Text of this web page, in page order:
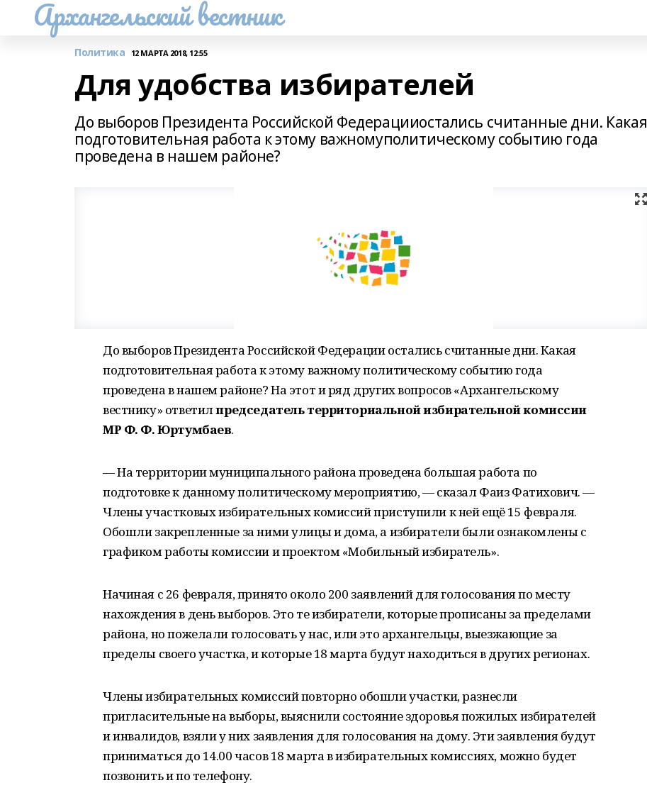
Архангельский вестник
Политика 12 МАРТА 2018, 12:55
Для удобства избирателей
До выборов Президента Российской Федерацииостались считанные дни. Какая
подготовительная работа к этому важномуполитическому событию года
проведена в нашем районе?
До выборов Президента Российской Федерации остались считанные дни. Какая
подготовительная работа к этому важному политическому событию года
проведена в нашем районе? На этот и ряд других вопросов «Архангельскому
вестнику» ответилпредседатель территориальной избирательной комиссии
МР Ф. Ф. Юртумбаев.
— На территории муниципального района проведена большая работа по
подготовке к данному политическому мероприятию, — сказал Фаиз Фатихович. —
Члены участковых избирательных комиссий приступили к ней ещё 15 февраля.
Обошли закрепленные за ними улицы и дома, а избиратели были ознакомлены с
графиком работы комиссии и проектом «Мобильный избиратель».
Начиная с 26 февраля, принято около 200 заявлений для голосования по месту
нахождения в день выборов. Это те избиратели, которые прописаны за пределами
района, но пожелали голосовать у нас, или это архангельцы, выезжающие за
пределы своего участка, и которые 18 марта будут находиться в других регионах.
Члены избирательных комиссий повторно обошли участки, разнесли
пригласительные на выборы, выяснили состояние здоровья пожилых избирателей
и инвалидов, взяли у них заявления для голосования на дому. Эти заявления будут
приниматься до 14.00 часов 18 марта в избирательных комиссиях, можно будет
позвонить и по телефону.